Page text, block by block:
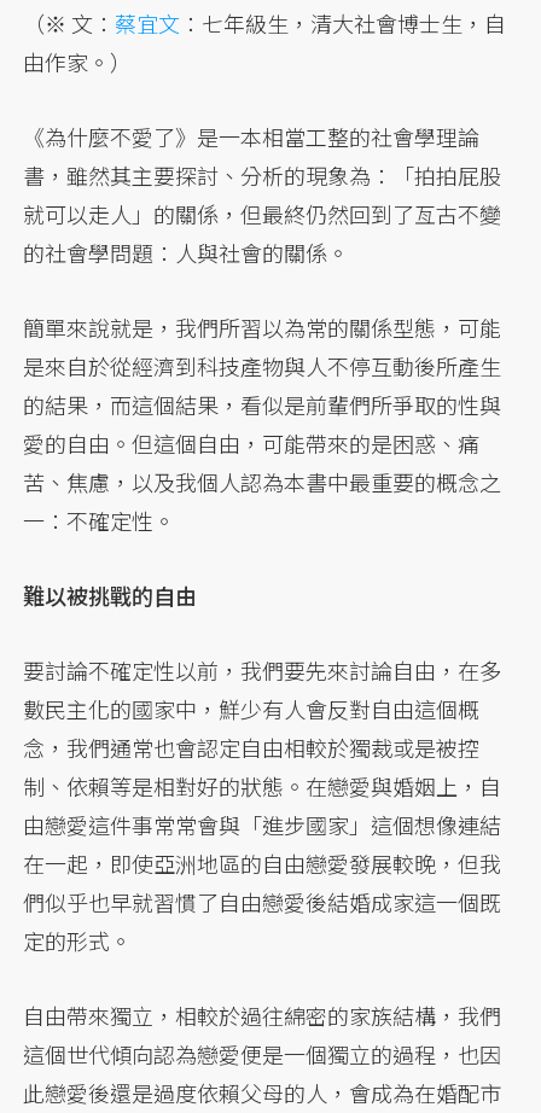
（※ 文： 蔡宜文 ：七年級生，清大社會博士生，自
由作家。）
《為什麼不愛了》是一本相當工整的社會學理論
書，雖然其主要探討、分析的現象為：「拍拍屁股
就可以走人」的關係，但最終仍然回到了亙古不變
的社會學問題：人與社會的關係。
簡單來說就是，我們所習以為常的關係型態，可能
是來自於從經濟到科技產物與人不停互動後所產生
的結果，而這個結果，看似是前輩們所爭取的性與
愛的自由。但這個自由，可能帶來的是困惑、痛
苦、焦慮，以及我個人認為本書中最重要的概念之
一：不確定性。
難以被挑戰的自由
要討論不確定性以前，我們要先來討論自由，在多
數民主化的國家中，鮮少有人會反對自由這個概
念，我們通常也會認定自由相較於獨裁或是被控
制、依賴等是相對好的狀態。在戀愛與婚姻上，自
由戀愛這件事常常會與「進步國家」這個想像連結
在一起，即使亞洲地區的自由戀愛發展較晚，但我
們似乎也早就習慣了自由戀愛後結婚成家這一個既
定的形式。
自由帶來獨立，相較於過往綿密的家族結構，我們
這個世代傾向認為戀愛便是一個獨立的過程，也因
此戀愛後還是過度依賴父母的人，會成為在婚配市